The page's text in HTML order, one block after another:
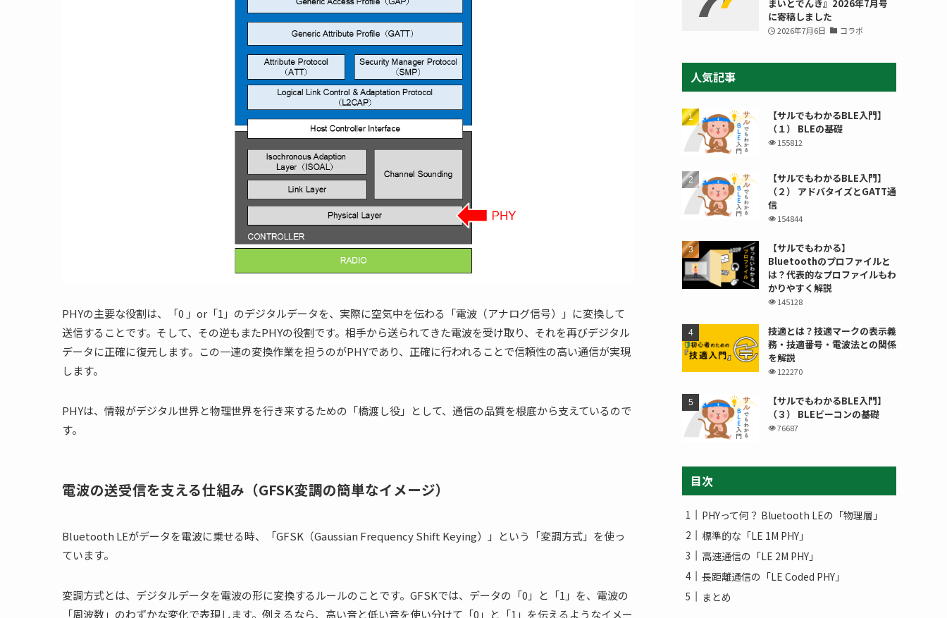
PHYの主要な役割は、「0 」or「1」のデジタルデータを、実際に空気中を伝わる「電波（アナログ信号）」に変換して
送信することです。そして、その逆もまたPHYの役割です。相手から送られてきた電波を受け取り、それを再びデジタル
データに正確に復元します。この一連の変換作業を担うのがPHYであり、正確に行われることで信頼性の高い通信が実現
します。
PHYは、情報がデジタル世界と物理世界を行き来するための「橋渡し役」として、通信の品質を根底から支えているので
す。
電波の送受信を支える仕組み（GFSK変調の簡単なイメージ）
Bluetooth LEがデータを電波に乗せる時、「GFSK（Gaussian Frequency Shift Keying）」という「変調方式」を使っ
ています。
変調方式とは、デジタルデータを電波の形に変換するルールのことです。GFSKでは、データの「0」と「1」を、電波の
「周波数」のわずかな変化で表現します。例えるなら、高い音と低い音を使い分けて「0」と「1」を伝えるようなイメー
まいとでんき』2026年7月号
に寄稿しました
2026年7月6日 コラボ
人気記事
【サルでもわかるBLE入門】
（１） BLEの基礎
155812
【サルでもわかるBLE入門】
（２） アドバタイズとGATT通
信
154844
【サルでもわかる】
Bluetoothのプロファイルと
は？代表的なプロファイルもわ
かりやすく解説
145128
技適とは？技適マークの表示義
務・技適番号・電波法との関係
を解説
122270
【サルでもわかるBLE入門】
（３） BLEビーコンの基礎
76687
目次
PHYって何？ Bluetooth LEの「物理層」
標準的な「LE 1M PHY」
高速通信の「LE 2M PHY」
長距離通信の「LE Coded PHY」
まとめ